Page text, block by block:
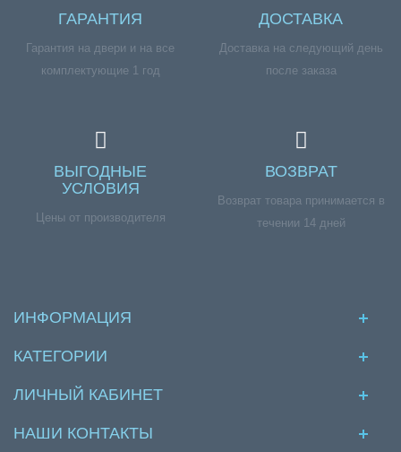
ГАРАНТИЯ
Гарантия на двери и на все
комплектующие 1 год
ДОСТАВКА
Доставка на следующий день
после заказа
ВЫГОДНЫЕ
УСЛОВИЯ
Цены от производителя
ВОЗВРАТ
Возврат товара принимается в
течении 14 дней
ИНФОРМАЦИЯ
КАТЕГОРИИ
ЛИЧНЫЙ КАБИНЕТ
НАШИ КОНТАКТЫ